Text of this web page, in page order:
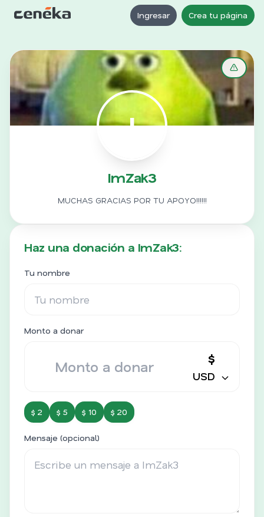
Ingresar Crea tu página
I
ImZak3
MUCHAS GRACIAS POR TU APOYO!!!!!!
Haz una donación a ImZak3:
Tu nombre
Monto a donar
$
USD
$ 2 $ 5 $ 10 $ 20
Mensaje (opcional)